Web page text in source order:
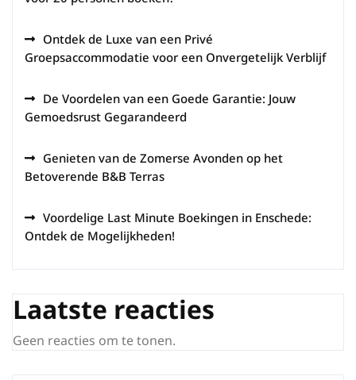
Ontdek de Luxe van een Privé
Groepsaccommodatie voor een Onvergetelijk Verblijf
De Voordelen van een Goede Garantie: Jouw
Gemoedsrust Gegarandeerd
Genieten van de Zomerse Avonden op het
Betoverende B&B Terras
Voordelige Last Minute Boekingen in Enschede:
Ontdek de Mogelijkheden!
Laatste reacties
Geen reacties om te tonen.